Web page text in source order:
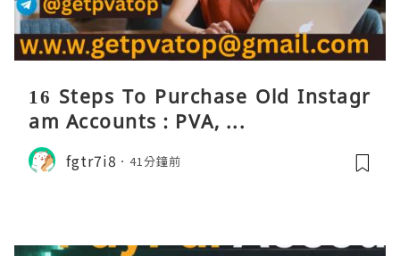
16 Steps To Purchase Old Instagr
am Accounts : PVA, ...
fgtr7i8 41分鐘前